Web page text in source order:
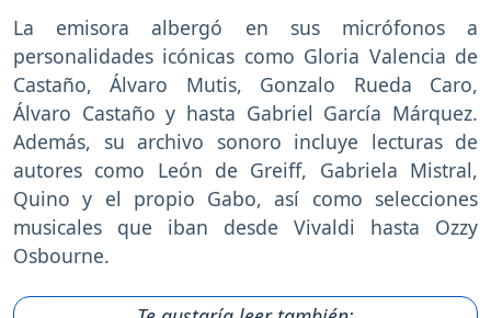
La emisora albergó en sus micrófonos a
personalidades icónicas como Gloria Valencia de
Castaño, Álvaro Mutis, Gonzalo Rueda Caro,
Álvaro Castaño y hasta Gabriel García Márquez.
Además, su archivo sonoro incluye lecturas de
autores como León de Greiff, Gabriela Mistral,
Quino y el propio Gabo, así como selecciones
musicales que iban desde Vivaldi hasta Ozzy
Osbourne.